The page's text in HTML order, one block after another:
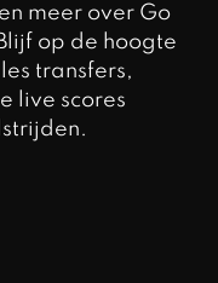
meer over Go
op de hoogte
transfers,
live scores